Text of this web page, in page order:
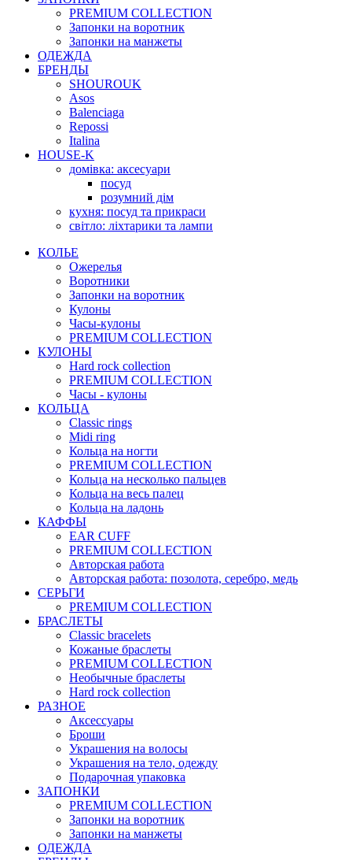
PREMIUM COLLECTION
Запонки на воротник
Запонки на манжеты
ОДЕЖДА
БРЕНДЫ
SHOUROUK
Asos
Balenciaga
Repossi
Italina
HOUSE-K
домівка: аксесуари
посуд
розумний дім
кухня: посуд та прикраси
світло: ліхтарики та лампи
КОЛЬЕ
Ожерелья
Воротники
Запонки на воротник
Кулоны
Часы-кулоны
PREMIUM COLLECTION
КУЛОНЫ
Hard rock collection
PREMIUM COLLECTION
Часы - кулоны
КОЛЬЦА
Classic rings
Midi ring
Кольца на ногти
PREMIUM COLLECTION
Кольца на несколько пальцев
Кольца на весь палец
Кольца на ладонь
КАФФЫ
EAR CUFF
PREMIUM COLLECTION
Авторская работа
Авторская работа: позолота, серебро, медь
СЕРЬГИ
PREMIUM COLLECTION
БРАСЛЕТЫ
Classic bracelets
Кожаные браслеты
PREMIUM COLLECTION
Необычные браслеты
Hard rock collection
РАЗНОЕ
Аксессуары
Броши
Украшения на волосы
Украшения на тело, одежду
Подарочная упаковка
ЗАПОНКИ
PREMIUM COLLECTION
Запонки на воротник
Запонки на манжеты
ОДЕЖДА